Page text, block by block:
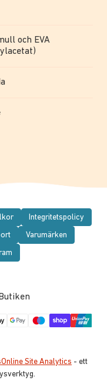
och EVA
Integritetspolicy
Varumärken
Site Analytics - ett